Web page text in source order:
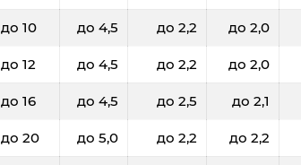
до 10 до 4,5 до 2,2 до 2,0
до 12 до 4,5 до 2,2 до 2,0
до 16 до 4,5 до 2,5 до 2,1
до 20 до 5,0 до 2,2 до 2,2